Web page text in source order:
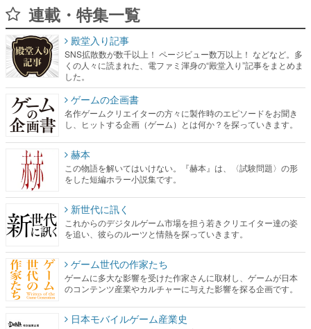
連載・特集一覧
殿堂入り記事
SNS拡散数が数千以上！ ページビュー数万以上！ などなど。多
くの人々に読まれた、電ファミ渾身の“殿堂入り”記事をまとめま
した。
ゲームの企画書
名作ゲームクリエイターの方々に製作時のエピソードをお聞き
し、ヒットする企画（ゲーム）とは何か？を探っていきます。
赫本
この物語を解いてはいけない。『赫本』は、〈試験問題〉の形
をした短編ホラー小説集です。
新世代に訊く
これからのデジタルゲーム市場を担う若きクリエイター達の姿
を追い、彼らのルーツと情熱を探っていきます。
ゲーム世代の作家たち
ゲームに多大な影響を受けた作家さんに取材し、ゲームが日本
のコンテンツ産業やカルチャーに与えた影響を探る企画です。
日本モバイルゲーム産業史